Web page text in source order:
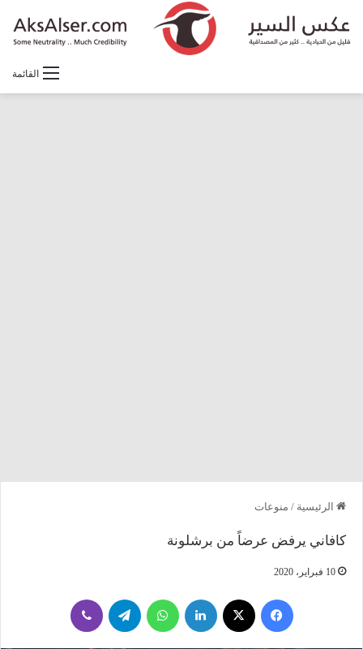
القائمة
الرئيسية / منوعات
كافاني يرفض عرضاً من برشلونة
10 فبراير، 2020
فيسبوك لينكدإن واتساب تيلقرام